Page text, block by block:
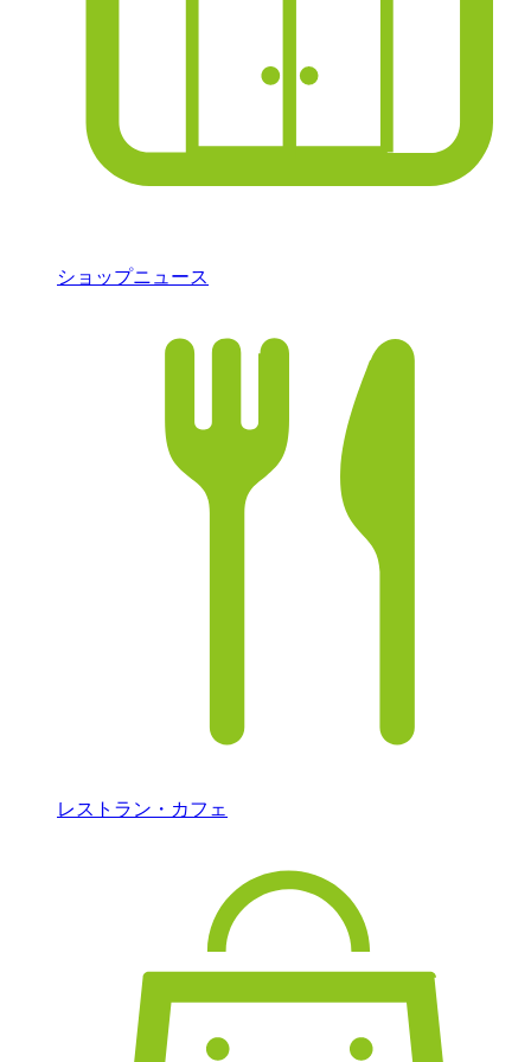
ショップニュース
レストラン・カフェ